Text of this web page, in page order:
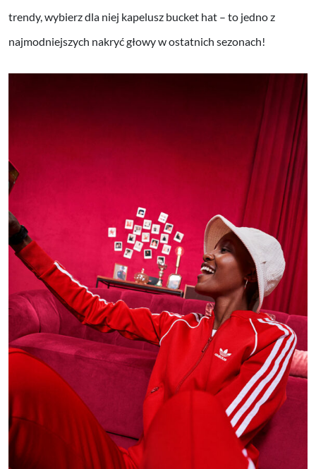
trendy, wybierz dla niej kapelusz bucket hat – to jedno z
najmodniejszych nakryć głowy w ostatnich sezonach!